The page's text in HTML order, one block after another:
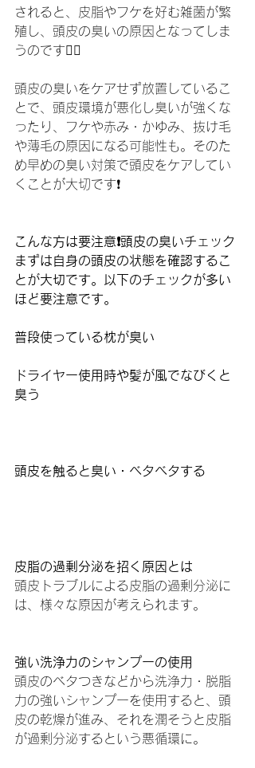
されると、皮脂やフケを好む雑菌が繁
殖し、頭皮の臭いの原因となってしま
うのです😶‍🌫️
頭皮の臭いをケアせず放置しているこ
とで、頭皮環境が悪化し臭いが強くな
ったり、フケや赤み・かゆみ、抜け毛
や薄毛の原因になる可能性も。そのた
め早めの臭い対策で頭皮をケアしてい
くことが大切です❗️
こんな方は要注意❗️頭皮の臭いチェック
まずは自身の頭皮の状態を確認するこ
とが大切です。以下のチェックが多い
ほど要注意です。
普段使っている枕が臭い
ドライヤー使用時や髪が風でなびくと
臭う
頭皮を触ると臭い・ベタベタする
皮脂の過剰分泌を招く原因とは
頭皮トラブルによる皮脂の過剰分泌に
は、様々な原因が考えられます。
強い洗浄力のシャンプーの使用
頭皮のベタつきなどから洗浄力・脱脂
力の強いシャンプーを使用すると、頭
皮の乾燥が進み、それを潤そうと皮脂
が過剰分泌するという悪循環に。